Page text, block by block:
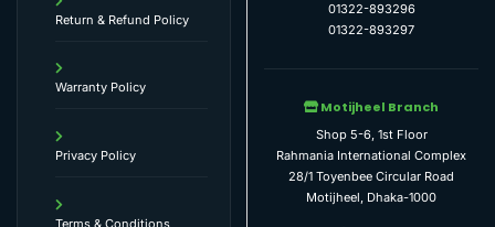
Return & Refund Policy
Warranty Policy
Privacy Policy
Terms & Conditions
01322-893296
01322-893297
Motijheel Branch
Shop 5-6, 1st Floor
Rahmania International Complex
28/1 Toyenbee Circular Road
Motijheel, Dhaka-1000